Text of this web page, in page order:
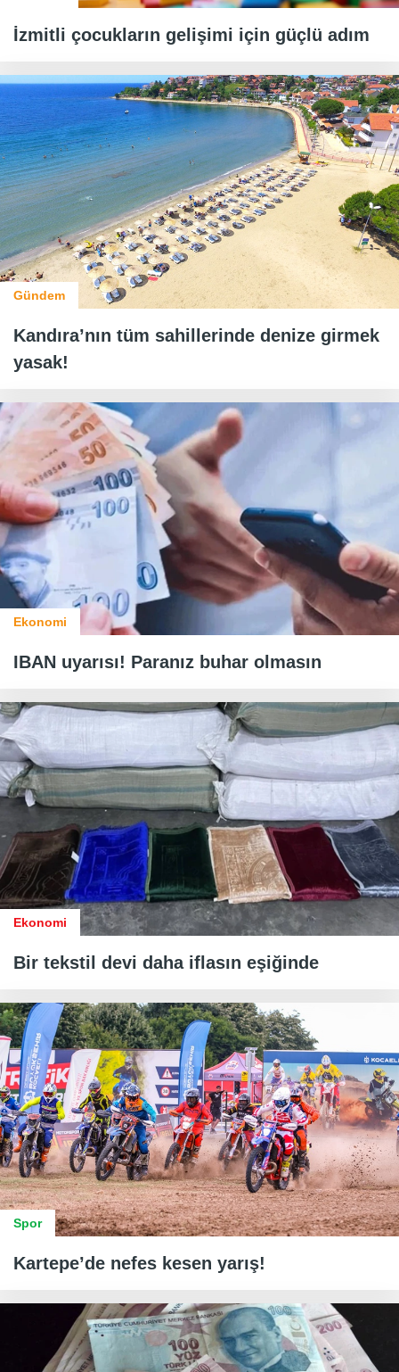
İzmitli çocukların gelişimi için güçlü adım
Gündem
Kandıra’nın tüm sahillerinde denize girmek
yasak!
Ekonomi
IBAN uyarısı! Paranız buhar olmasın
Ekonomi
Bir tekstil devi daha iflasın eşiğinde
Spor
Kartepe’de nefes kesen yarış!